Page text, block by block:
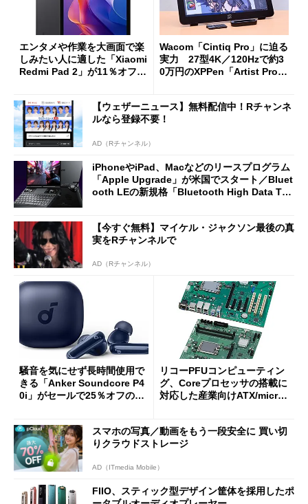
エンタメや作業を大画面で楽
しみたい人に適した「Xiaomi
Redmi Pad 2」が11％オフの
Wacom「Cintiq Pro」に迫る
実力 27型4K／120Hzで約3
0万円のXPPen「Artist Pro 2
【ウェザーニュース】無料配信中！Rチャンネ
ルなら登録不要！
AD（Rチャンネル）
iPhoneやiPad、Macなどのリースプログラム
「Apple Upgrade」が米国でスタート／Bluet
ooth LEの新規格「Bluetooth High Data Thr
【今すぐ無料】マイケル・ジャクソン最後の真
実をRチャンネルで
AD（Rチャンネル）
騒音を気にせず長時間使用で
きる「Anker Soundcore P4
0i」がセールで25％オフの59
リコーPFUコンピューティン
グ、Coreプロセッサの搭載に
対応した産業向けATX/micro
スマホの写真／動画をもう一段安全に 買い切
りクラウドストレージ
AD（ITmedia Mobile）
FIIO、スティック型デザイン筐体を採用したポ